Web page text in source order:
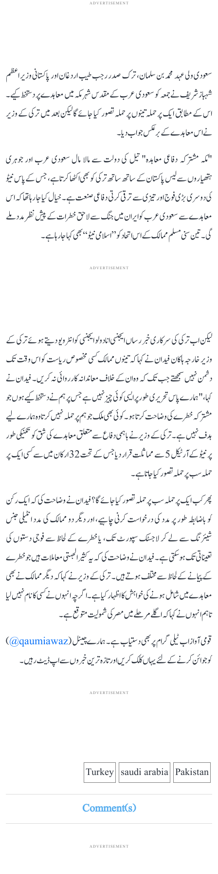
ADVERTISEMENT
سعودی ولی عہد محمد بن سلمان، ترک صدر رجب طیب اردغان اور پاکستانی وزیر اعظم
شہباز شریف نے جمعہ کو سعودی عرب کے مقدس شہر مکہ میں معاہدے پر دستخط کیے۔
اس کے مطابق ایک پر حملہ تینوں پر حملہ تصور کیا جائے گا لیکن بعد میں ترکی کے وزیر
نےاس معاہدے کے برعکس جواب دیا۔
"مکہ مشترکہ دفاعی معاہدہ" تیل کی دولت سے مالا مال سعودی عرب اور جوہری
ہتھیاروں سے لیس پاکستان کے ساتھ ساتھ ترکی کو بھی اکٹھا کرتا ہے، جس کے پاس نیٹو
کی دوسری بڑی فوج اور تیزی سے ترقی کرتی دفاعی صنعت ہے۔ خیال کیا جا رہا تھا کہ اس
معاہدے سے سعودی عرب کو ایران میں جنگ سے لاحق خطرات کے پیش نظر مدد ملے
گی۔ تین سنی مسلم ممالک کے اس اتحاد کو ’’اسلامی نیٹو‘‘ بھی کہا جا رہا ہے۔
ADVERTISEMENT
لیکن اب ترکی کی سرکاری خبر رساں ایجنسی انادولو ایجنسی کو انٹرویو دیتے ہوئے ترکی کے
وزیر خارجہ ہاکان فیدان نے کہا کہ تینوں ممالک کسی مخصوص ریاست کو اس وقت تک
دشمن نہیں سمجھتے جب تک کہ وہ ان کے خلاف معاندانہ کارروائی نہ کریں۔ فیدان نے
کہا، "ہمارے پاس تحریری طور پر ایسی کوئی چیز نہیں ہے جس پر ہم نے دستخط کیے ہوں جو
مشترکہ خطرے کی وضاحت کرتا ہو۔ کوئی بھی ملک جو ہم پر حملہ نہیں کرتا وہ ہمارے لیے
ہدف نہیں ہے۔ ترکی کے وزیر نے باہمی دفاع سے متعلق معاہدے کی شق کو تکنیکی طور
پر نیٹو کے آرٹیکل 5 سے مماثلت قرار دیا جس کے تحت 32 ارکان میں سے کسی ایک پر
حملہ سب پر حملہ تصور کیا جاتا ہے۔
پھر کب ایک پر حملہ سب پر حملہ تصور کیا جائے گا؟ فیدان نے وضاحت کی کہ ایک رکن
کو باضابطہ طور پر مدد کی درخواست کرنی چاہیے، اور دیگر دو ممالک کی مدد انٹیلی جنس
شیئرنگ سے لے کر لاجسٹک سپورٹ تک، یا خطرے کے لحاظ سے فوجی دستوں کی
تعیناتی تک ہوسکتی ہے۔ فیدان نے وضاحت کی کہ یہ کثیر الجہتی معاملات ہیں جو خطرے
کے پیمانے کے لحاظ سے مختلف ہوتے ہیں۔ ترکی کے وزیر نے کہا کہ دیگر ممالک نے بھی
معاہدے میں شامل ہونے کی خواہش کا اظہار کیا ہے۔ اگرچہ انہوں نے کسی کا نام نہیں لیا
تاہم انہوں نے کہا کہ اگلے مرحلے میں مصر کی شمولیت متوقع ہے۔
قومی آواز اب ٹیلی گرام پر بھی دستیاب ہے۔ ہمارے چینل (qaumiawaz@
)
کو جوائن کرنے کے لئے یہاں کلک کریں اور تازہ ترین خبروں سے اپ ڈیٹ رہیں۔
ADVERTISEMENT
Pakistan
saudi arabia
Turkey
Comment(s)
ADVERTISEMENT